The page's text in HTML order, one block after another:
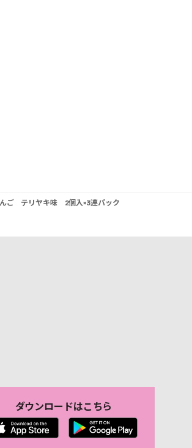
ご テリヤキ味 2個入×3連パック
ダウンロードはこちら